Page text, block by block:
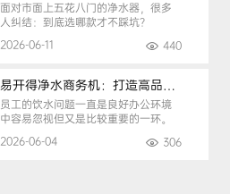
面对市面上五花八门的净水器，很多
人纠结：到底选哪款才不踩坑？
2026-06-11
440
易开得净水商务机：打造高品质办公健康饮水环境
员工的饮水问题一直是良好办公环境
中容易忽视但又是比较重要的一环。
2026-06-04
306